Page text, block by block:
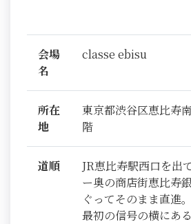
会場
名
classe ebisu
所在
地
東京都渋谷区恵比寿
階
道順
JR恵比寿駅西口を出
ー奥の商店街恵比寿
ぐってそのまま直進。
最初の信号の横にあ